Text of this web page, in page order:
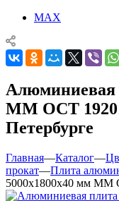
MAX
Алюминиевая
ММ ОСТ
Петербурге
Главная—Каталог—
прокат—Плита
5000х1800х40 мм ММ